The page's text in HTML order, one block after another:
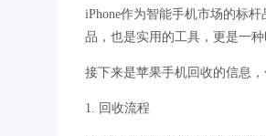
iPhone作为智能手机市场的标
品，也是实用的工具，更是一
接下来是苹果手机回收的信息
1. 回收流程